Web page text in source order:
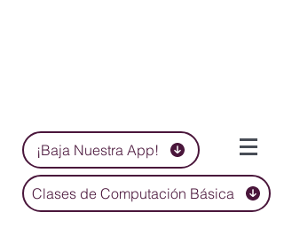
¡Baja Nuestra App!
Clases de Computación Básica